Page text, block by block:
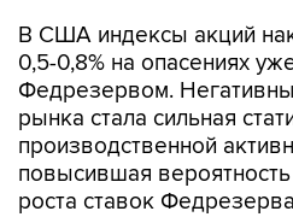
В США индексы акций
0,5-0,8% на опасениях
Федрезервом.
рынка стала сильная
производственной
повысившая
роста ставок